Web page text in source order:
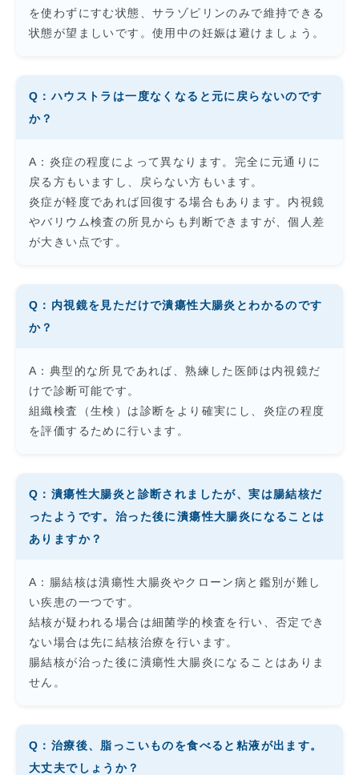
を使わずにすむ状態、サラゾピリンのみで維持できる
状態が望ましいです。使用中の妊娠は避けましょう。
Q：ハウストラは一度なくなると元に戻らないのです
か？
A：炎症の程度によって異なります。完全に元通りに
戻る方もいますし、戻らない方もいます。
炎症が軽度であれば回復する場合もあります。内視鏡
やバリウム検査の所見からも判断できますが、個人差
が大きい点です。
Q：内視鏡を見ただけで潰瘍性大腸炎とわかるのです
か？
A：典型的な所見であれば、熟練した医師は内視鏡だ
けで診断可能です。
組織検査（生検）は診断をより確実にし、炎症の程度
を評価するために行います。
Q：潰瘍性大腸炎と診断されましたが、実は腸結核だ
ったようです。治った後に潰瘍性大腸炎になることは
ありますか？
A：腸結核は潰瘍性大腸炎やクローン病と鑑別が難し
い疾患の一つです。
結核が疑われる場合は細菌学的検査を行い、否定でき
ない場合は先に結核治療を行います。
腸結核が治った後に潰瘍性大腸炎になることはありま
せん。
Q：治療後、脂っこいものを食べると粘液が出ます。
大丈夫でしょうか？